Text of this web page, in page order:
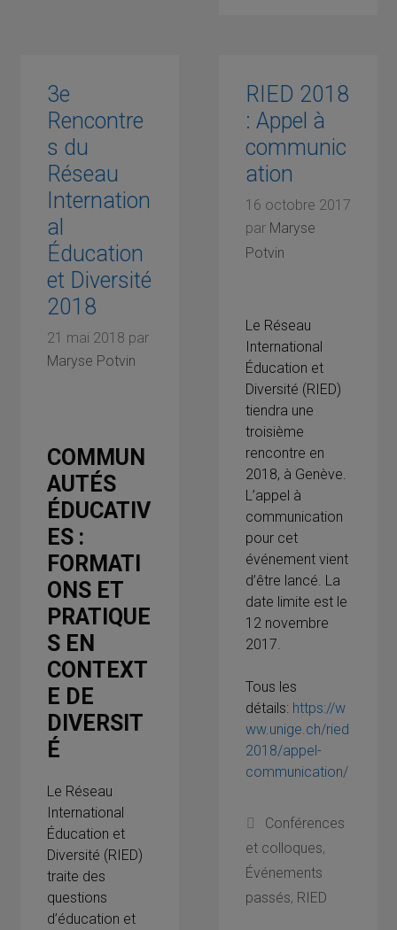
3e
Rencontre
s du
Réseau
Internation
al
Éducation
et Diversité
2018
21 mai 2018 par
Maryse Potvin
COMMUN
AUTÉS
ÉDUCATIV
ES :
FORMATI
ONS ET
PRATIQUE
S EN
CONTEXT
E DE
DIVERSIT
É
Le Réseau
International
Éducation et
Diversité (RIED)
traite des
questions
d’éducation et
RIED 2018
: Appel à
communic
ation
16 octobre 2017
par Maryse
Potvin
Le Réseau
International
Éducation et
Diversité (RIED)
tiendra une
troisième
rencontre en
2018, à Genève.
L’appel à
communication
pour cet
événement vient
d’être lancé. La
date limite est le
12 novembre
2017.
Tous les
détails: https://w
ww.unige.ch/ried
2018/appel-
communication/
Catégories
Conférences
et colloques,
Événements
passés, RIED